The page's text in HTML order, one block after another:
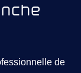
de